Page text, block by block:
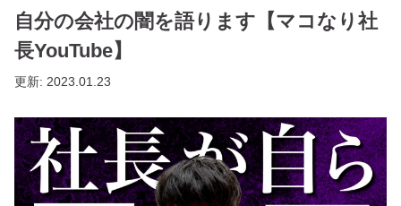
自分の会社の闇を語ります【マコなり社
長YouTube】
更新: 2023.01.23